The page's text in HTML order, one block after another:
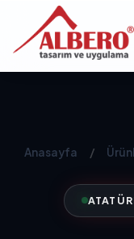
Anasayfa /